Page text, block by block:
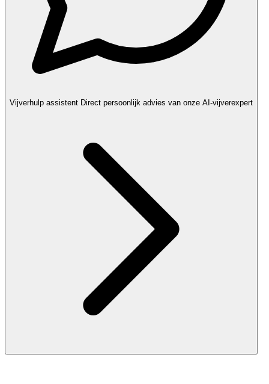
Vijverhulp assistent Direct persoonlijk advies van onze AI-vijverexpert